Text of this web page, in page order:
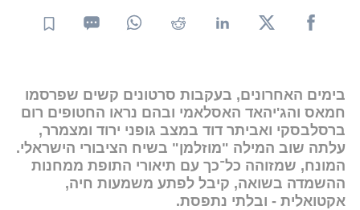
בימים האחרונים, בעקבות סרטונים קשים שפרסמו
חמאס והג'יהאד האסלאמי ובהם נראו החטופים רום
ברסלבסקי ואביתר דוד במצב גופני ירוד ומצמרר,
עלתה שוב המילה "מוזלמן" בשיח הציבורי הישראלי.
המונח, שמזוהה כל־כך עם תיאורי התופת ממחנות
ההשמדה בשואה, קיבל לפתע משמעות חיה,
אקטואלית - ובלתי נתפסת.